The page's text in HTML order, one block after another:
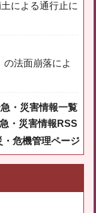
による通行止に
の法面崩落によ
・災害情報一覧
・災害情報RSS
・危機管理ページ